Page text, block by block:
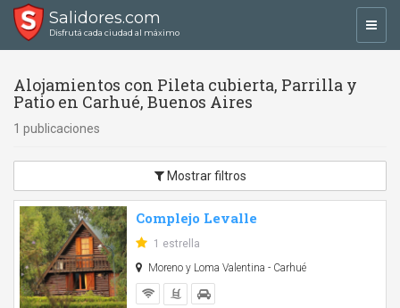
Salidores.com
Disfrutá cada ciudad al máximo
Alojamientos con Pileta cubierta, Parrilla y
Patio en Carhué, Buenos Aires
1 publicaciones
Mostrar filtros
Complejo Levalle
1 estrella
Moreno y Loma Valentina - Carhué